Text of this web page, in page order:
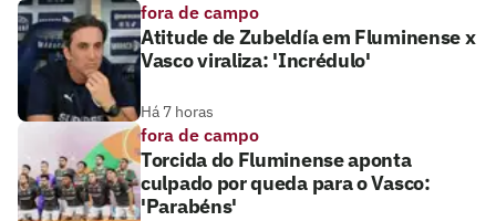
fora de campo
Atitude de Zubeldía em Fluminense x
Vasco viraliza: 'Incrédulo'
Há 7 horas
fora de campo
Torcida do Fluminense aponta
culpado por queda para o Vasco:
'Parabéns'